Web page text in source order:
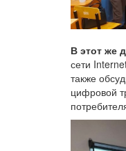
В этот же
сети
также
цифровой